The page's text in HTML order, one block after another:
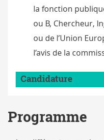
la fonction
ou B, Chercheur,
ou de l’Union
l’avis de la
Candidature
Programme